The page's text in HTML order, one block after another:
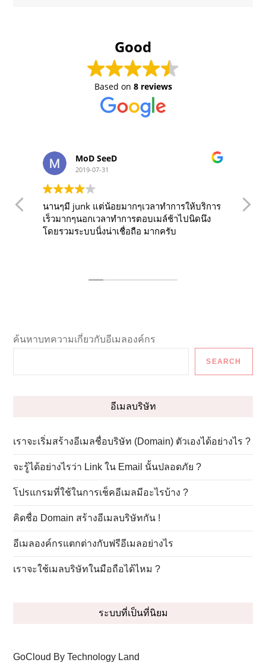
Good
Based on 8 reviews
MoD SeeD
2019-07-31
นานๆมี junk แต่น้อยมากๆเวลาทำการให้บริการ
เร็วมากๆนอกเวลาทำการตอบเมล์ช้าไปนิดนึง
โดยรวมระบบนิ่งน่าเชื่อถือ มากครับ
ค้นหาบทความเกี่ยวกับอีเมลองค์กร
SEARCH
อีเมลบริษัท
เราจะเริ่มสร้างอีเมลชื่อบริษัท (Domain) ตัวเองได้อย่างไร ?
จะรู้ได้อย่างไรว่า Link ใน Email นั้นปลอดภัย ?
โปรแกรมที่ใช้ในการเช็คอีเมลมีอะไรบ้าง ?
คิดชื่อ Domain สร้างอีเมลบริษัทกัน !
อีเมลองค์กรแตกต่างกับฟรีอีเมลอย่างไร
เราจะใช้เมลบริษัทในมือถือได้ไหม ?
ระบบที่เป็นที่นิยม
GoCloud By Technology Land